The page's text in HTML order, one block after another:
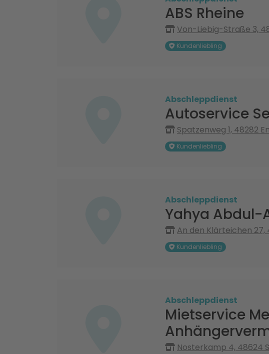
ABS Rheine
Von-Liebig-Straße 3,
Kundenliebling
Abschleppdienst
Autoservice
Spatzenweg 1, 48282
Kundenliebling
Abschleppdienst
Yahya Abdul-
An den Klärteichen
Kundenliebling
Abschleppdienst
Mietservice
Nosterkamp 4, 48624